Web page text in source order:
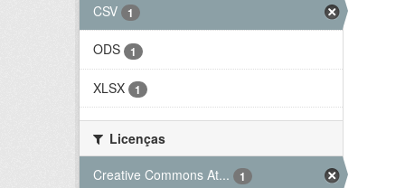
CSV
1
ODS 1
XLSX 1
Licenças
Creative Commons At...
1